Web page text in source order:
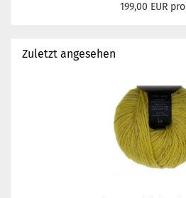
199,00 EUR
Zuletzt angesehen